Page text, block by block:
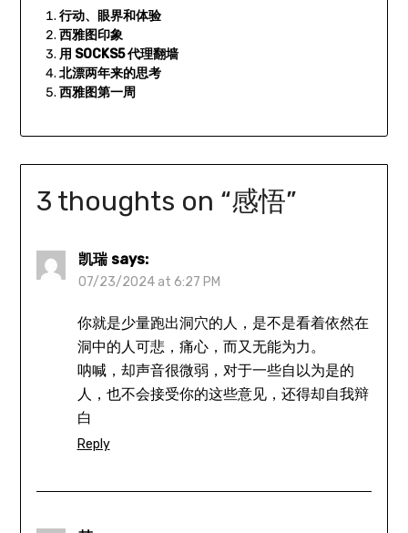
行动、眼界和体验
西雅图印象
用 SOCKS5 代理翻墙
北漂两年来的思考
西雅图第一周
3 thoughts on “感悟”
凯瑞 says:
07/23/2024 at 6:27 PM
你就是少量跑出洞穴的人，是不是看着依然在
洞中的人可悲，痛心，而又无能为力。
呐喊，却声音很微弱，对于一些自以为是的
人，也不会接受你的这些意见，还得却自我辩
白
Reply